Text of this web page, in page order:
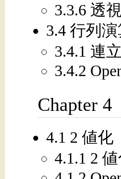
3.3.6 透
3.4 行列
3.4.1 連
3.4.2
Chapter
4.1 2 値化
4.1.1 2